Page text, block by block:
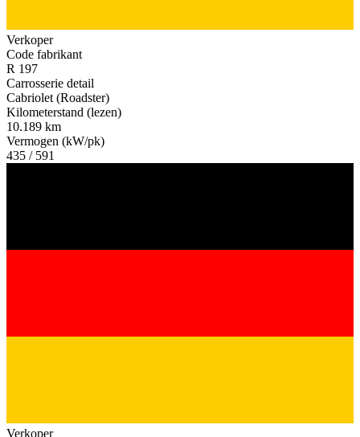
Verkoper
Code fabrikant
R 197
Carrosserie detail
Cabriolet (Roadster)
Kilometerstand (lezen)
10.189 km
Vermogen (kW/pk)
435 / 591
Verkoper